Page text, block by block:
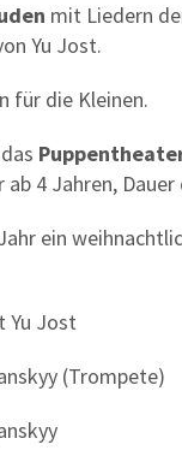
mit Liedern
Yu Jost.
für die Kleinen.
4 Jahren,
ein
Yu Jost
(Trompete)